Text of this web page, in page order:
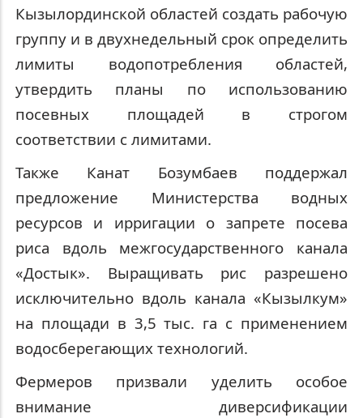
Кызылординской областей создать рабочую
группу и в двухнедельный срок определить
лимиты водопотребления областей,
утвердить планы по использованию
посевных площадей в строгом
соответствии с лимитами.
Также Канат Бозумбаев поддержал
предложение Министерства водных
ресурсов и ирригации о запрете посева
риса вдоль межгосударственного канала
«Достык». Выращивать рис разрешено
исключительно вдоль канала «Кызылкум»
на площади в 3,5 тыс. га с применением
водосберегающих технологий.
Фермеров призвали уделить особое
внимание диверсификации